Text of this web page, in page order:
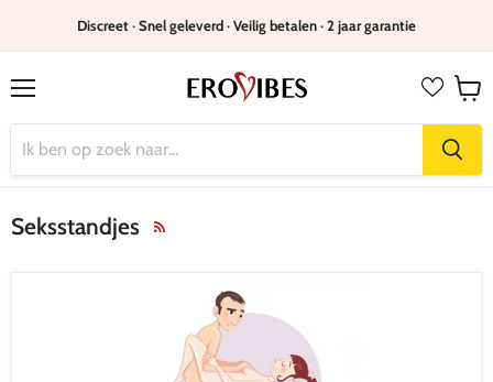
Discreet · Snel geleverd · Veilig betalen · 2 jaar garantie
Seksstandjes